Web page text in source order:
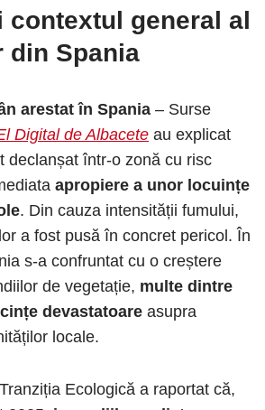
contextul general al
din Spania
arestat în Spania – Surse
Digital de Albacete au explicat
declanșat într-o zonă cu risc
apropiere a unor locuințe
. Din cauza intensității fumului,
a fost pusă în concret pericol. În
s-a confruntat cu o creștere
de vegetație, multe dintre
devastatoare asupra
locale.
Ecologică a raportat că,